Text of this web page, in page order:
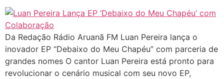
Da Redação Rádio Aruanã FM Luan Pereira lança o
inovador EP “Debaixo do Meu Chapéu” com parceria de
grandes nomes O cantor Luan Pereira está pronto para
revolucionar o cenário musical com seu novo EP,